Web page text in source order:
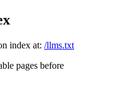
index at: /llms.txt
pages before